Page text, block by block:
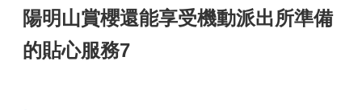
陽明山賞櫻還能享受機動派出所準備
的貼心服務7